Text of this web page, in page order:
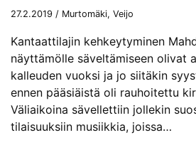
27.2.2019 / Murtomäki, Veijo
Kantaattilajin kehkeytyminen
näyttämölle säveltämiseen olivat
kalleuden vuoksi ja jo siitäkin
ennen pääsiäistä oli rauhoitettu
Väliaikoina sävellettiin jollekin
tilaisuuksiin musiikkia, joissa…